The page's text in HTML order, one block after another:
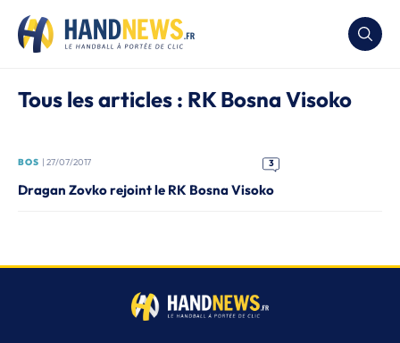
Tous les articles : RK Bosna Visoko
BOS | 27/07/2017 3
Dragan Zovko rejoint le RK Bosna Visoko